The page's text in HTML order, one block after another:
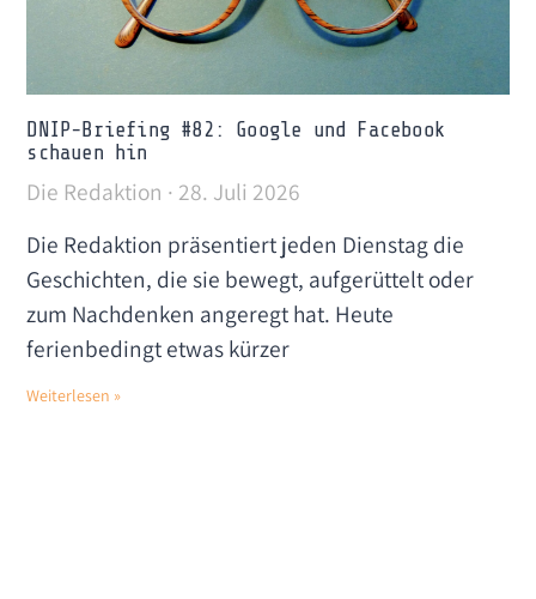
DNIP-Briefing #82: Google und Facebook
schauen hin
Die Redaktion
28. Juli 2026
Die Redaktion präsentiert jeden Dienstag die
Geschichten, die sie bewegt, aufgerüttelt oder
zum Nachdenken angeregt hat. Heute
ferienbedingt etwas kürzer
Weiterlesen »